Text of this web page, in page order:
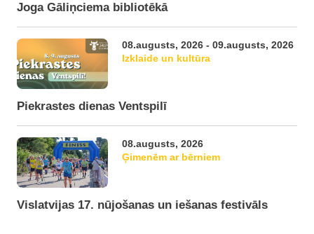
Joga Gāliņciema bibliotēkā
08.augusts, 2026 - 09.augusts, 2026
Izklaide un kultūra
Piekrastes dienas Ventspilī
08.augusts, 2026
Ģimenēm ar bērniem
Vislatvijas 17. nūjošanas un iešanas festivāls